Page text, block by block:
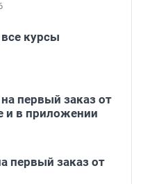
курсы
первый заказ от
и в приложении
первый заказ от